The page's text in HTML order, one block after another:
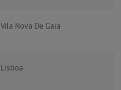
Vila Nova De Gaia
Lisboa